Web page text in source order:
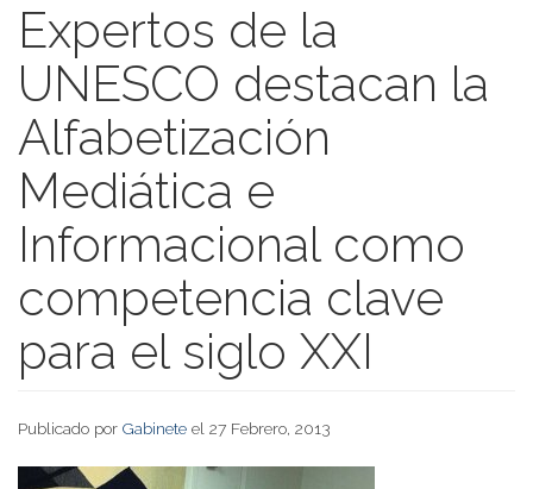
Expertos de la
UNESCO destacan la
Alfabetización
Mediática e
Informacional como
competencia clave
para el siglo XXI
Publicado por Gabinete el 27 Febrero, 2013